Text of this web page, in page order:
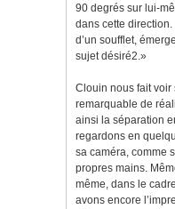
90 degrés sur lui-
dans cette
d’un soufflet,
sujet désiré2.»
Clouin nous fait
remarquable de
ainsi la séparation
regardons en
sa caméra, comme
propres mains.
même, dans le
avons encore